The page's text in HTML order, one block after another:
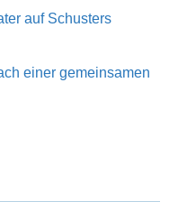
auf Schusters
einer gemeinsamen